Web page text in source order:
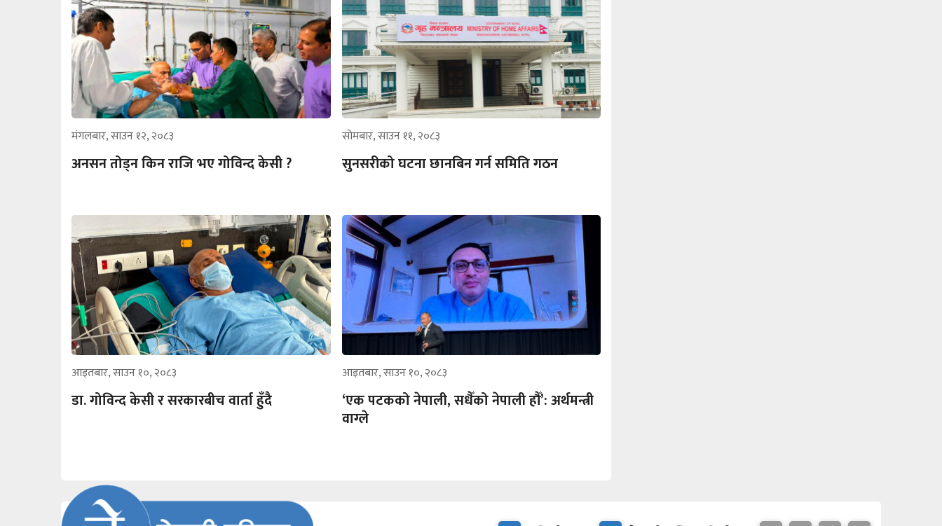
मंगलबार, साउन १२, २०८३
अनसन तोड्न किन राजि भए गोविन्द केसी ?
सोमबार, साउन ११, २०८३
सुनसरीको घटना छानबिन गर्न समिति गठन
आइतबार, साउन १०, २०८३
डा. गोविन्द केसी र सरकारबीच वार्ता हुँदै
आइतबार, साउन १०, २०८३
‘एक पटकको नेपाली, सधैँको नेपाली हौँ’: अर्थमन्त्री
वाग्ले